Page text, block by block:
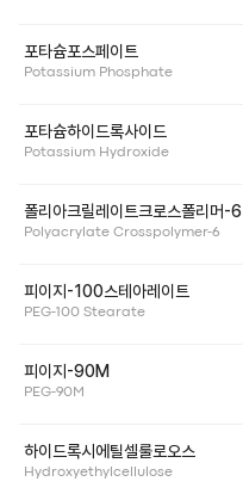
포타슘포스페이트
Potassium Phosphate
포타슘하이드록사이드
Potassium Hydroxide
폴리아크릴레이트크로스폴리머-6
Polyacrylate Crosspolymer-6
피이지-100스테아레이트
PEG-100 Stearate
피이지-90M
PEG-90M
하이드록시에틸셀룰로오스
Hydroxyethylcellulose